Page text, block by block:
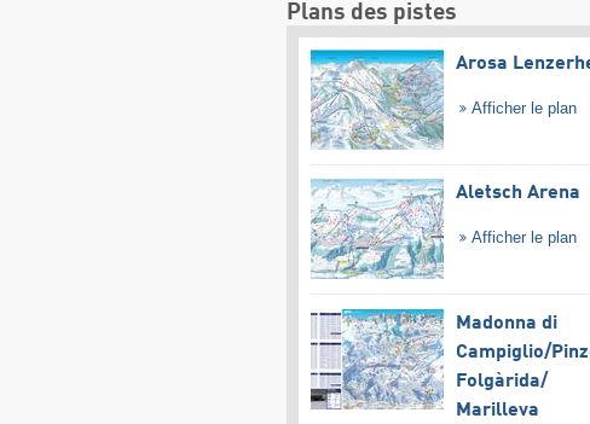
Plans des pistes
Arosa
Afficher le plan
Aletsch Arena
Afficher le plan
Madonna di
Campiglio/​
Folgàrida/​
Marilleva